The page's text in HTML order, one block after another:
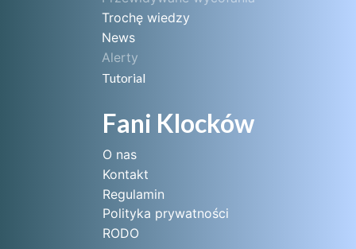
Trochę wiedzy
News
Alerty
Tutorial
Fani Klocków
O nas
Kontakt
Regulamin
Polityka prywatności
RODO